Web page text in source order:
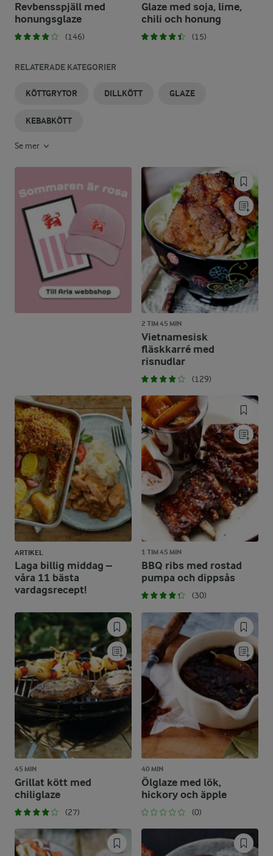
Revbensspjäll med
honungsglaze
(146)
Glaze med soja, lime,
chili och honung
(15)
RELATERADE KATEGORIER
KÖTTGRYTOR DILLKÖTT GLAZE
KEBABKÖTT
Se mer
2 TIM 45 MIN
Vietnamesisk
fläskkarré med
risnudlar
(129)
ARTIKEL
Laga billig middag –
våra 11 bästa
vardagsrecept!
1 TIM 45 MIN
BBQ ribs med rostad
pumpa och dippsås
(30)
45 MIN
Grillat kött med
chiliglaze
(27)
40 MIN
Ölglaze med lök,
hickory och äpple
(0)